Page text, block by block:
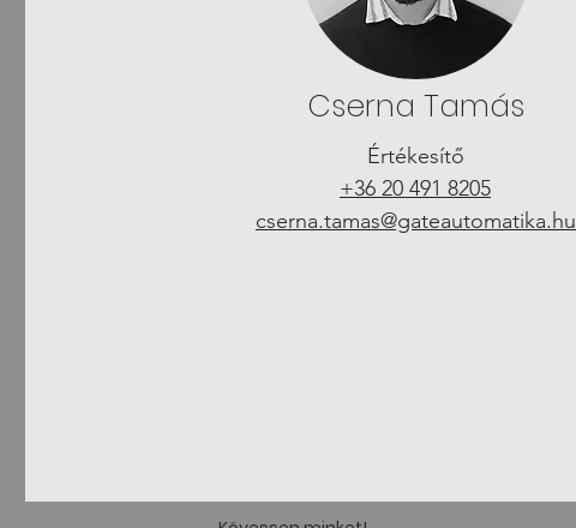
Cserna Tamás
Értékesítő
+36 20 491 8205
cserna.tamas@gateautomatika.hu